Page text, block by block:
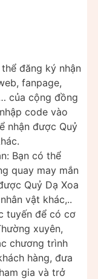
đăng ký nhận
fanpage,
của cộng đồng
code vào
nhận được Quỷ
Bạn có thể
quay may mắn
Quỷ Dạ Xoa
vật khác,..
tuyến để có cơ
xuyên,
chương trình
hàng, đưa
gia và trở